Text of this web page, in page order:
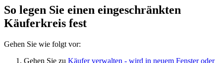
So legen Sie einen eingeschränkten
Käuferkreis fest
Gehen Sie wie folgt vor:
Gehen Sie zu Käufer verwalten - wird in neuem Fenster oder